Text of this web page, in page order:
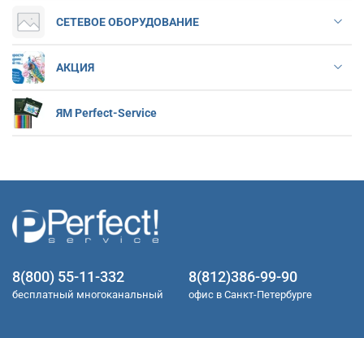
СЕТЕВОЕ ОБОРУДОВАНИЕ
АКЦИЯ
ЯМ Perfect-Service
8(800) 55-11-332
бесплатный многоканальный
8(812)386-99-90
офис в Санкт-Петербурге